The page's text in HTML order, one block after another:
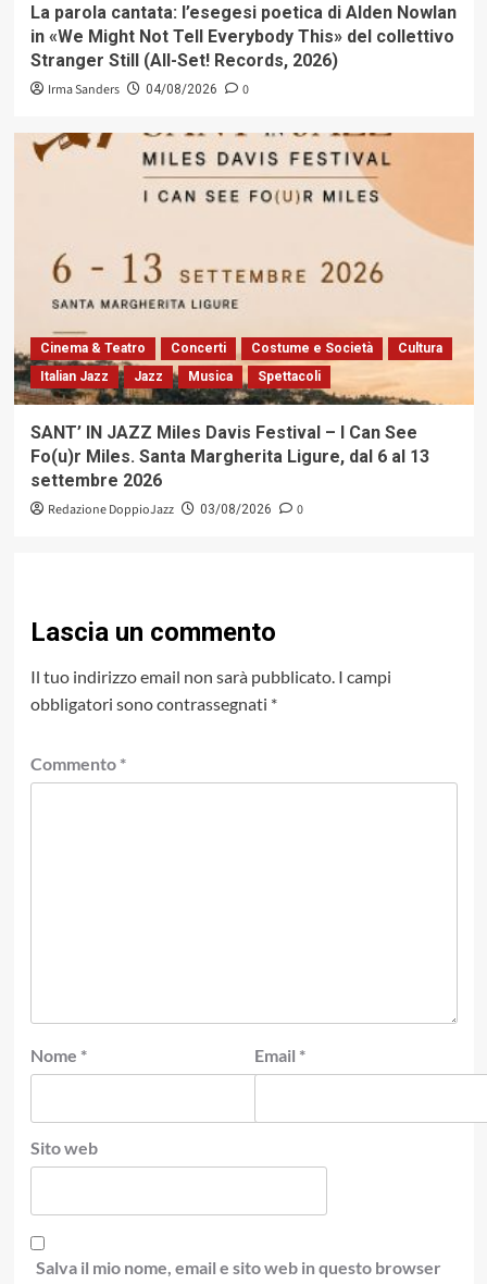
La parola cantata: l’esegesi poetica di Alden Nowlan
in «We Might Not Tell Everybody This» del collettivo
Stranger Still (All-Set! Records, 2026)
Irma Sanders 04/08/2026 0
Cinema & Teatro Concerti Costume e Società
Cultura
Italian Jazz
Jazz Musica Spettacoli
SANT’ IN JAZZ Miles Davis Festival – I Can See
Fo(u)r Miles. Santa Margherita Ligure, dal 6 al 13
settembre 2026
Redazione DoppioJazz 03/08/2026 0
Lascia un commento
Il tuo indirizzo email non sarà pubblicato. I campi
obbligatori sono contrassegnati *
Commento *
Nome * Email *
Sito web
Salva il mio nome, email e sito web in questo browser